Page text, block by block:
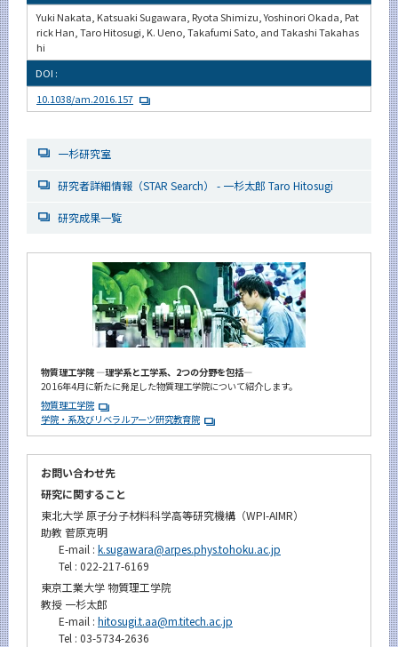
Yuki Nakata, Katsuaki Sugawara, Ryota Shimizu, Yoshinori Okada, Pat
rick Han, Taro Hitosugi, K. Ueno, Takafumi Sato, and Takashi Takahas
hi
DOI :
10.1038/am.2016.157
一杉研究室
研究者詳細情報（STAR Search） - 一杉太郎 Taro Hitosugi
研究成果一覧
物質理工学院 ―理学系と工学系、2つの分野を包括―
2016年4月に新たに発足した物質理工学院について紹介します。
物質理工学院
学院・系及びリベラルアーツ研究教育院
お問い合わせ先
研究に関すること
東北大学 原子分子材料科学高等研究機構（WPI-AIMR）
助教 菅原克明
E-mail : k.sugawara@arpes.phys.tohoku.ac.jp
Tel : 022-217-6169
東京工業大学 物質理工学院
教授 一杉太郎
E-mail : hitosugi.t.aa@m.titech.ac.jp
Tel : 03-5734-2636